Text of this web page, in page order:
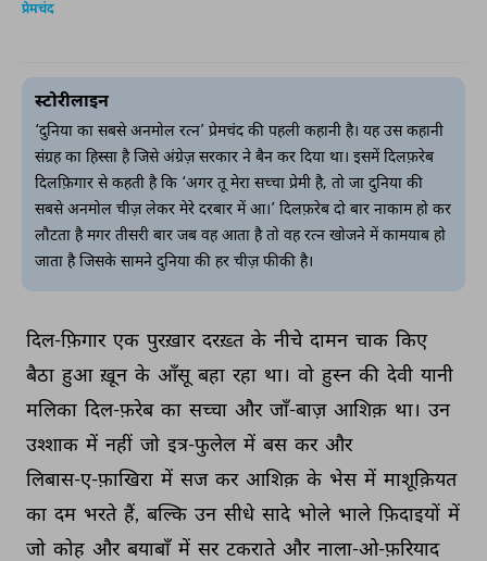
प्रेमचंद
स्टोरीलाइन
‘दुनिया का सबसे अनमोल रत्न’ प्रेमचंद की पहली कहानी है। यह उस कहानी
संग्रह का हिस्सा है जिसे अंग्रेज़ सरकार ने बैन कर दिया था। इसमें दिलफ़रेब
दिलफ़िगार से कहती है कि ‘अगर तू मेरा सच्चा प्रेमी है, तो जा दुनिया की
सबसे अनमोल चीज़ लेकर मेरे दरबार में आ।’ दिलफ़रेब दो बार नाकाम हो कर
लौटता है मगर तीसरी बार जब वह आता है तो वह रत्न खोजने में कामयाब हो
जाता है जिसके सामने दुनिया की हर चीज़ फीकी है।
दिल-फ़िगार एक पुरख़ार दरख़्त के नीचे दामन चाक किए
बैठा हुआ ख़ून के आँसू बहा रहा था। वो हुस्न की देवी यानी
मलिका दिल-फ़रेब का सच्चा और जाँ-बाज़ आशिक़ था। उन
उश्शाक में नहीं जो इत्र-फुलेल में बस कर और
लिबास-ए-फ़ाखिरा में सज कर आशिक़ के भेस में माशूक़ियत
का दम भरते हैं, बल्कि उन सीधे सादे भोले भाले फ़िदाइयों में
जो कोह और बयाबाँ में सर टकराते और नाला-ओ-फ़रियाद